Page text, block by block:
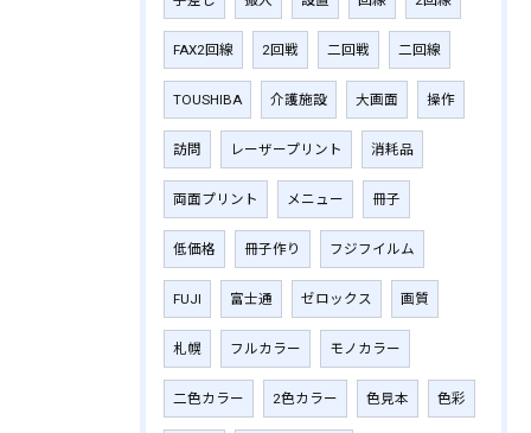
FAX2回線 2回戦 二回戦 二回線
TOUSHIBA 介護施設 大画面 操作
訪問 レーザープリント 消耗品
両面プリント メニュー 冊子
低価格 冊子作り フジフイルム
FUJI 富士通 ゼロックス 画質
札幌 フルカラー モノカラー
二色カラー 2色カラー 色見本 色彩